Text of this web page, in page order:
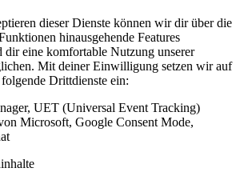
dieser Dienste können wir dir über die
hinausgehende Features
dir eine komfortable Nutzung unserer
Mit deiner Einwilligung setzen wir auf
Drittdienste ein:
UET (Universal Event Tracking)
Microsoft, Google Consent Mode,